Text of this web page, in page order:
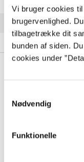
Vi bruger cookies
brugervenlighed.
tilbagetrække dit
bunden af siden.
cookies under
Nødvendig
Funktionelle
The turning (Hailey
Help, I'm a cop (
Se alle (24 )
Artiklen er en del af